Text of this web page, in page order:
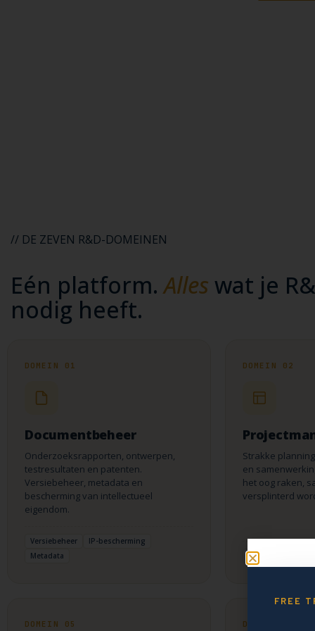
// DE ZEVEN R&D-DOMEINEN
Eén platform.Alles wat je
nodig heeft.
DOMEIN 01
Documentbeheer
Onderzoeksrapporten, ontwerpen,
testresultaten en patenten.
Versiebeheer, metadata en
bescherming van intellectueel
eigendom.
Versiebeheer
IP-bescherming
Metadata
DOMEIN 02
Strakke
en
het oog raken,
versplinterd
Mijlpalen
DOMEIN 05 DOMEIN 06
FREE